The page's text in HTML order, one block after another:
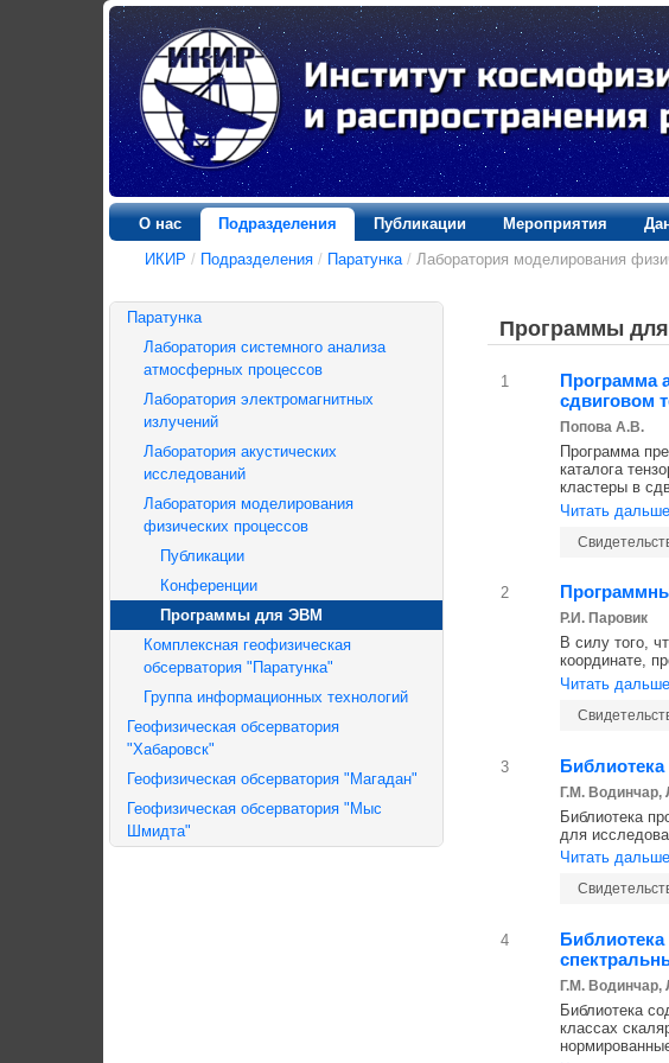
О нас Подразделения Публикации Мероприятия
ИКИР / Подразделения / Паратунка / Лаборатория моделирования
Паратунка
Лаборатория системного анализа
атмосферных процессов
Лаборатория электромагнитных
излучений
Лаборатория акустических
исследований
Лаборатория моделирования
физических процессов
Публикации
Конференции
Программы для ЭВМ
Комплексная геофизическая
обсерватория "Паратунка"
Группа информационных технологий
Геофизическая обсерватория
"Хабаровск"
Геофизическая обсерватория "Магадан"
Геофизическая обсерватория "Мыс
Шмидта"
Программы
1
Программа
сдвиговом
Попова А.В.
Программа
каталога
кластеры в
Читать
2
Р.И. Паровик
В силу того,
координате,
Читать
3
Г.М. Водинчар,
Библиотека
для
Читать
4
Г.М. Водинчар,
Библиотека
классах